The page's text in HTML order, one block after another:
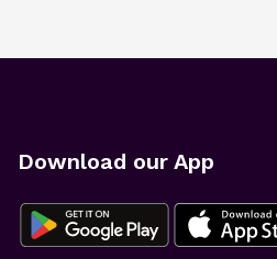
Download our App